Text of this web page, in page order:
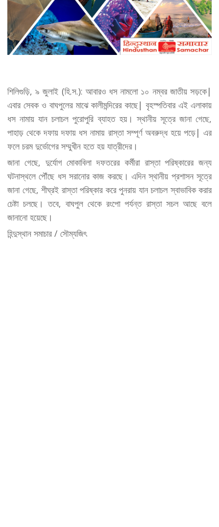
শিলিগুড়ি, ৯ জুলাই (হি.স.): আবারও ধস নামলো ১০ নম্বর জাতীয় সড়কে|
এবার সেবক ও বাঘপুলের মাঝে কালীমন্দিরের কাছে| বৃহস্পতিবার এই এলাকায়
ধস নামায় যান চলাচল পুরোপুরি ব্যাহত হয়। স্থানীয় সূত্রে জানা গেছে,
পাহাড় থেকে দফায় দফায় ধস নামায় রাস্তা সম্পূর্ণ অবরুদ্ধ হয়ে পড়ে| এর
ফলে চরম দুর্ভোগের সম্মুখীন হতে হয় যাত্রীদের।
জানা গেছে, দুর্যোগ মোকাবিলা দফতরের কর্মীরা রাস্তা পরিষ্কারের জন্য
ঘটনাস্থলে পৌঁছে ধস সরানোর কাজ করছে। এদিন স্থানীয় প্রশাসন সূত্রে
জানা গেছে, শীঘ্রই রাস্তা পরিষ্কার করে পুনরায় যান চলাচল স্বাভাবিক করার
চেষ্টা চলছে। তবে, বাঘপুল থেকে রংপো পর্যন্ত রাস্তা সচল আছে বলে
জানানো হয়েছে।
হিন্দুস্থান সমাচার / সৌম্যজিৎ